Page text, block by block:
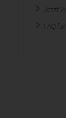
Jetzt
FAQ